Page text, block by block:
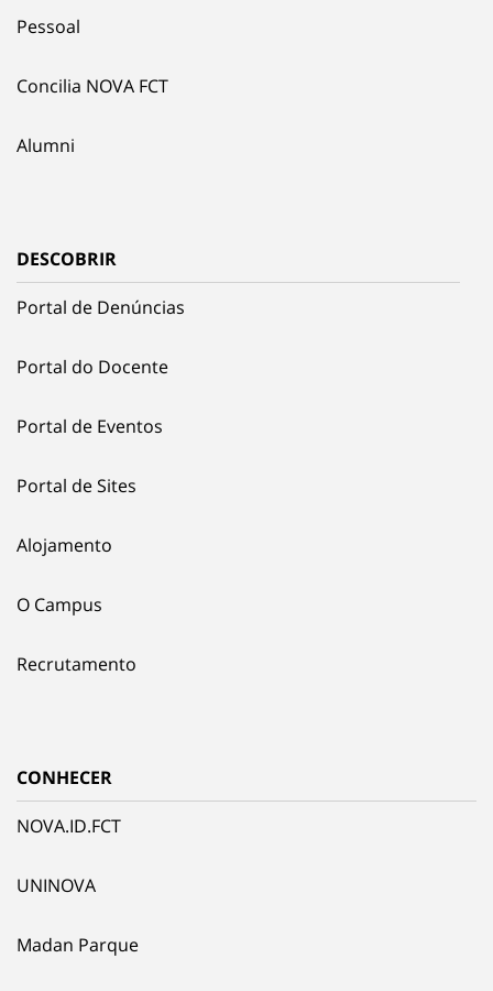
Pessoal
Concilia NOVA FCT
Alumni
DESCOBRIR
Portal de Denúncias
Portal do Docente
Portal de Eventos
Portal de Sites
Alojamento
O Campus
Recrutamento
CONHECER
NOVA.ID.FCT
UNINOVA
Madan Parque